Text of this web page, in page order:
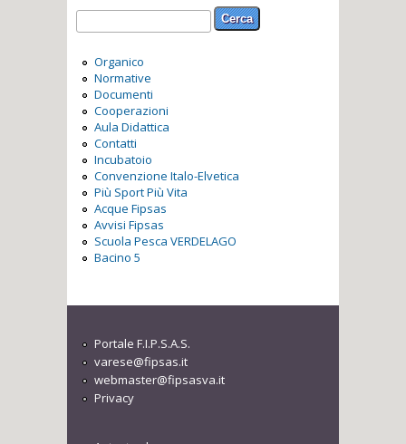
Form di ricerca
Cerca
Organico
Normative
Documenti
Cooperazioni
Aula Didattica
Contatti
Incubatoio
Convenzione Italo-Elvetica
Più Sport Più Vita
Acque Fipsas
Avvisi Fipsas
Scuola Pesca VERDELAGO
Bacino 5
Portale F.I.P.S.A.S.
varese@fipsas.it
webmaster@fipsasva.it
Privacy